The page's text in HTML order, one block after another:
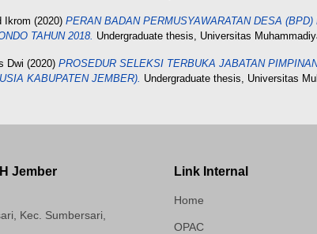
Ikrom (2020) PERAN BADAN PERMUSYAWARATAN DESA
TAHUN 2018. Undergraduate thesis, Universitas
Dwi (2020) PROSEDUR SELEKSI TERBUKA JABATAN
KABUPATEN JEMBER). Undergraduate thesis, Universitas
Jember
Kec. Sumbersari,
Link Internal
Home
OPAC